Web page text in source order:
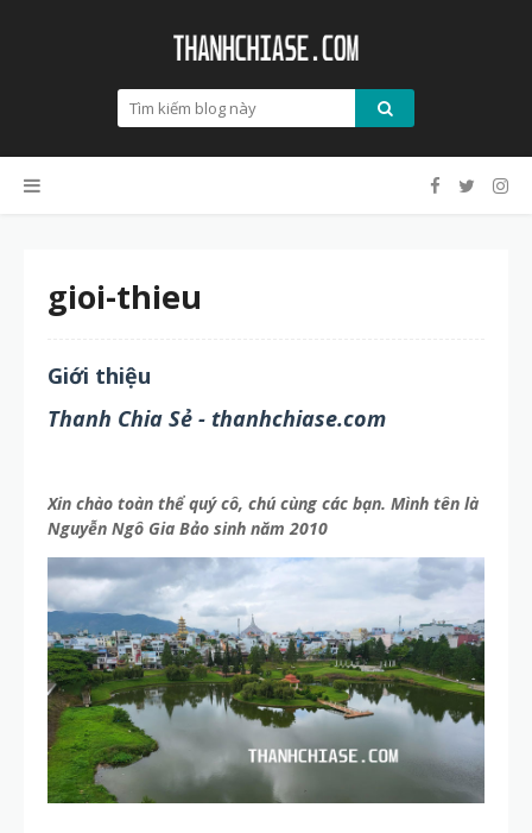
gioi-thieu
Giới thiệu
Thanh Chia Sẻ - thanhchiase.com
Xin chào toàn thể quý cô, chú cùng các bạn. Mình tên là
Nguyễn Ngô Gia Bảo sinh năm 2010